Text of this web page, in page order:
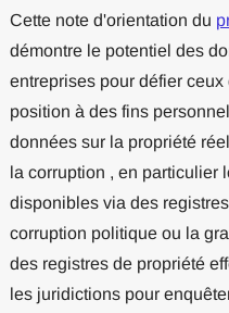
Cette note d'orientation du
démontre le potentiel des
entreprises pour défier
position à des fins
données sur la propriété
la corruption , en particulier
disponibles via des
corruption politique ou la
des registres de propriété
les juridictions pour